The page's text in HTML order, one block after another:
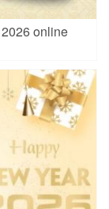
online